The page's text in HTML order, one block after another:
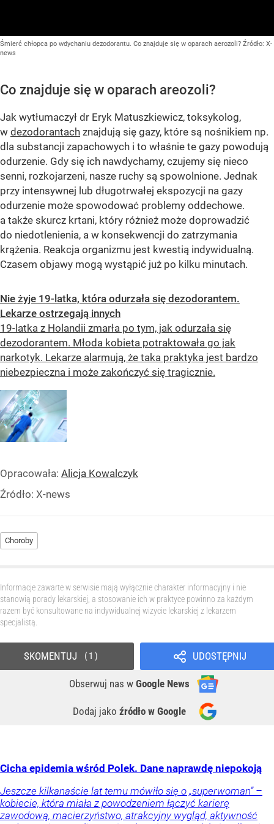
Śmierć chłopca po wdychaniu dezodorantu. Co znajduje się w oparach aerozoli? Źródło: X-
news
Co znajduje się w oparach areozoli?
Jak wytłumaczył dr Eryk Matuszkiewicz, toksykolog,
w dezodorantach znajdują się gazy, które są nośnikiem np.
dla substancji zapachowych i to właśnie te gazy powodują
odurzenie. Gdy się ich nawdychamy, czujemy się nieco
senni, rozkojarzeni, nasze ruchy są spowolnione. Jednak
przy intensywnej lub długotrwałej ekspozycji na gazy
odurzenie może spowodować problemy oddechowe.
a także skurcz krtani, który różnież może doprowadzić
do niedotlenienia, a w konsekwencji do zatrzymania
krążenia. Reakcja organizmu jest kwestią indywidualną.
Czasem objawy mogą wystąpić już po kilku minutach.
Nie żyje 19-latka, która odurzała się dezodorantem.
Lekarze ostrzegają innych
19-latka z Holandii zmarła po tym, jak odurzała się
dezodorantem. Młoda kobieta potraktowała go jak
narkotyk. Lekarze alarmują, że taka praktyka jest bardzo
niebezpieczna i może zakończyć się tragicznie.
Opracowała: Alicja Kowalczyk
Źródło: X-news
Choroby
Informacje zawarte w serwisie mają wyłącznie charakter informacyjny i nie
stanowią porady lekarskiej, a stosowanie ich w praktyce powinno za każdym
razem być konsultowane na indywidualnej wizycie lekarskiej z lekarzem
specjalistą.
UDOSTĘPNIJ
Obserwuj nas w Google News
Dodaj jako źródło w Google
SKOMENTUJ 1
Cicha epidemia wśród Polek. Dane naprawdę niepokoją
Jeszcze kilkanaście lat temu mówiło się o „superwoman” –
kobiecie, która miała z powodzeniem łączyć karierę
zawodową, macierzyństwo, atrakcyjny wygląd, aktywność